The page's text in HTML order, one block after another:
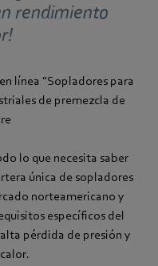
rendimiento
línea "Sopladores para
de premezcla de
lo que necesita saber
única de sopladores
norteamericano y
específicos del
pérdida de presión y